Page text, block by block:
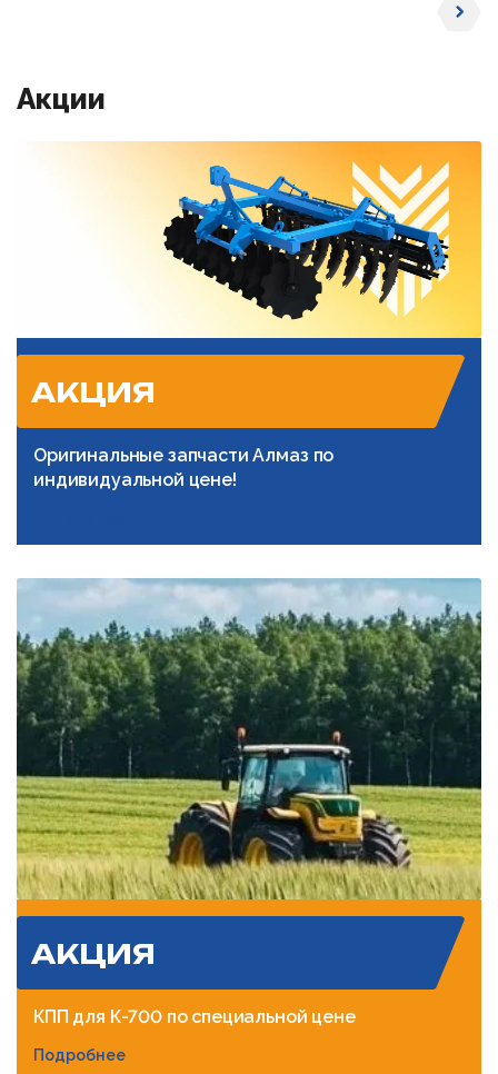
Акции
АКЦИЯ
Оригинальные запчасти Алмаз по
индивидуальной цене!
АКЦИЯ
КПП для К-700 по специальной цене
Подробнее